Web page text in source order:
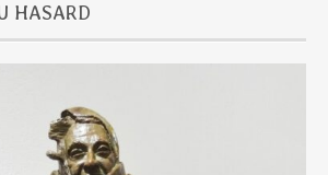
HASARD